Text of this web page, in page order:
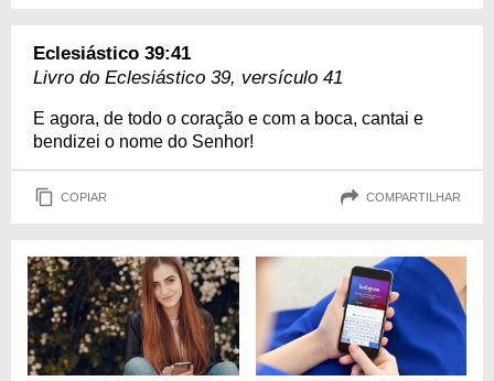
Eclesiástico 39:41
Livro do Eclesiástico 39, versículo 41
E agora, de todo o coração e com a boca, cantai e
bendizei o nome do Senhor!
COPIAR COMPARTILHAR